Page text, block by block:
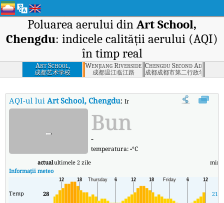
Poluarea aerului din Art School,
Chengdu: indicele calității aerului (AQI)
în timp real
Art School,
Chengdu
成都艺术学校
Wenjiang Riverside Road, Chengdu
成都温江临江路
Chengdu Second
成都成都市第二行政学院
AQI-ul luiArt School, Chengdu:Indicele calității aerului (AQI) în
- Bun
-
temperatura:-°C
actualultimele 2 zile min
Informații meteo
Temp 28 21